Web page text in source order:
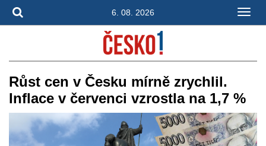
6. 08. 2026
Růst cen v Česku mírně zrychlil.
Inflace v červenci vzrostla na 1,7 %